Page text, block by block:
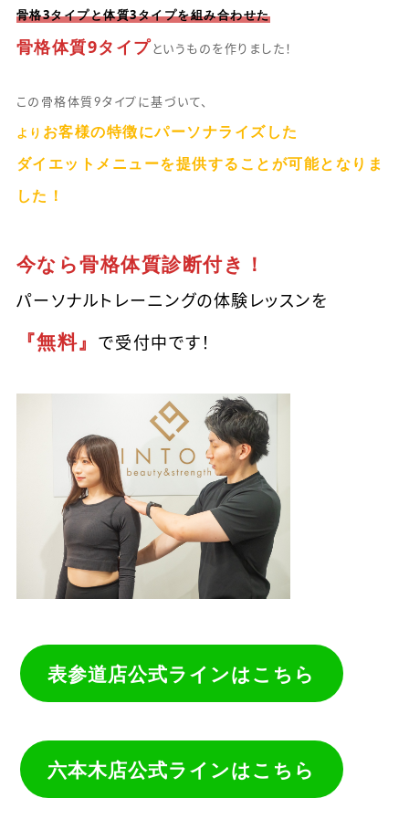
骨格3タイプと体質3タイプを組み合わせた
骨格体質9タイプというものを作りました！
この骨格体質9タイプに基づいて、
より お客様の特徴にパーソナライズした
ダイエットメニューを提供することが可能となりま
した！
今なら骨格体質診断付き！
パーソナルトレーニングの体験レッスンを
『無料』 で受付中です！
表参道店公式ラインはこちら
六本木店公式ラインはこちら